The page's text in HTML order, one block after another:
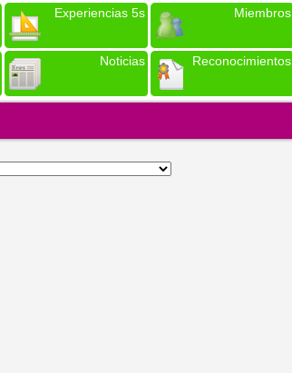
Experiencias 5s Miembros
Noticias Reconocimientos